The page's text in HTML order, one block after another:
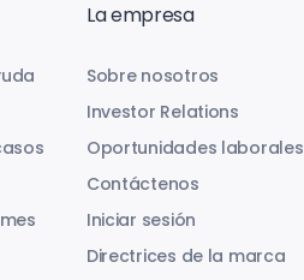
La empresa
Sobre nosotros
Investor Relations
Oportunidades laborales
Contáctenos
Iniciar sesión
Directrices de la marca